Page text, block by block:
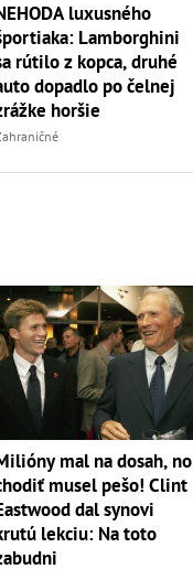
luxusného
Lamborghini
rútilo z kopca, druhé
dopadlo po čelnej
horšie
mal na dosah, no
musel pešo! Clint
dal synovi
lekciu: Na toto